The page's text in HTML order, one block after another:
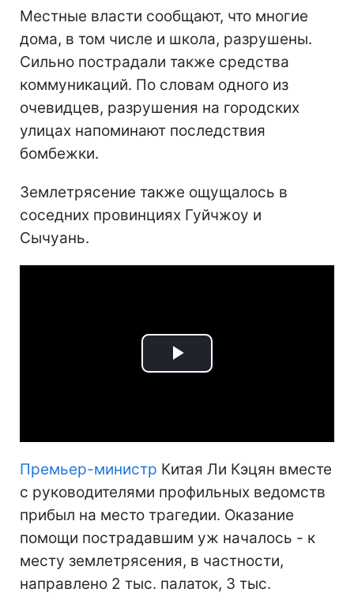
Местные власти сообщают, что многие
дома, в том числе и школа, разрушены.
Сильно пострадали также средства
коммуникаций. По словам одного из
очевидцев, разрушения на городских
улицах напоминают последствия
бомбежки.
Землетрясение также ощущалось в
соседних провинциях Гуйчжоу и
Сычуань.
Play
Премьер-министр Китая Ли Кэцян вместе
с руководителями профильных ведомств
прибыл на место трагедии. Оказание
помощи пострадавшим уж началось - к
месту землетрясения, в частности,
направлено 2 тыс. палаток, 3 тыс.